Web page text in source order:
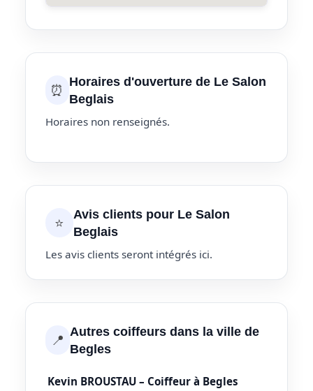
⏰ Horaires d'ouverture de Le Salon
Beglais
Horaires non renseignés.
⭐
Avis clients pour Le Salon
Beglais
Les avis clients seront intégrés ici.
📍 Autres coiffeurs dans la ville de
Begles
Kevin BROUSTAU – Coiffeur à Begles